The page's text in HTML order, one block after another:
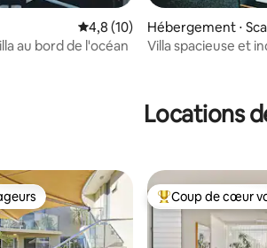
Évaluation moyenne sur la
4,8 (10)
au bord de l'océan
Hébergement ⋅
Villa spacieuse et
Locations
Coups de cœur
Coup de cœur